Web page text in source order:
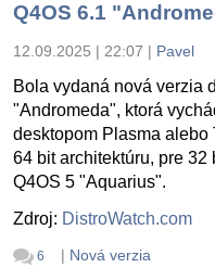
Q4OS 6.1
12.09.2025 | 22:07 | Pavel
Bola vydaná nová verzia
"Andromeda", ktorá
desktopom Plasma
64 bit architektúru, pre
Q4OS 5 "Aquarius".
Zdroj: DistroWatch.com
6 | Nová verzia